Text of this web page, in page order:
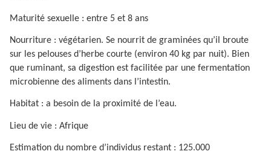
Maturité sexuelle : entre 5 et 8 ans
Nourriture : végétarien. Se nourrit de graminées qu’il broute
sur les pelouses d’herbe courte (environ 40 kg par nuit). Bien
que ruminant, sa digestion est facilitée par une fermentation
microbienne des aliments dans l’intestin.
Habitat : a besoin de la proximité de l’eau.
Lieu de vie : Afrique
Estimation du nombre d’individus restant : 125.000